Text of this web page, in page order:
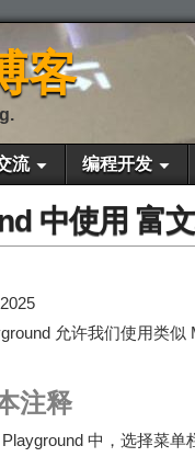
客
流 编程开发
中使用 富
允许我们使用类
注释
中，选择菜